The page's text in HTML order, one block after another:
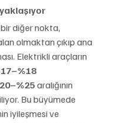
diğer nokta,
olmaktan çıkıp ana
Elektrikli araçların
aralığının
Bu büyümede
iyileşmesi ve